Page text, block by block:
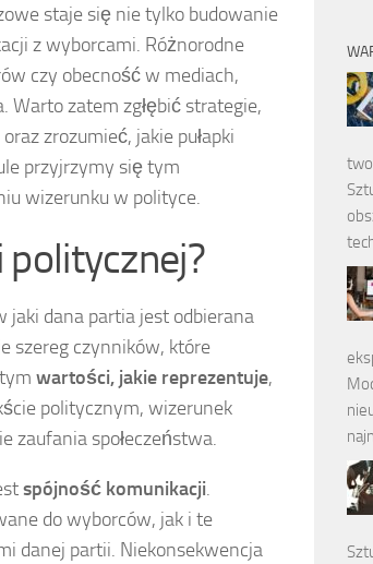
staje się nie tylko budowanie
z wyborcami. Różnorodne
czy obecność w mediach,
Warto zatem zgłębić strategie,
zrozumieć, jakie pułapki
przyjrzymy się tym
wizerunku w polityce.
jaki dana partia jest odbierana
szereg czynników, które
wartości, jakie reprezentuje,
politycznym, wizerunek
zaufania społeczeństwa.
spójność komunikacji.
do wyborców, jak i te
danej partii. Niekonsekwencja